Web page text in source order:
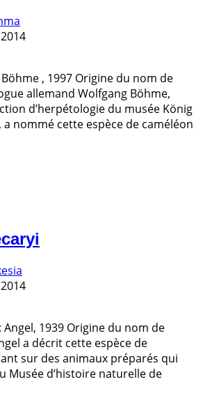
, 1997 Origine du nom de
allemand Wolfgang Böhme,
d’herpétologie du musée König
a nommé cette espèce de caméléon
1939 Origine du nom de
a décrit cette espèce de
sur des animaux préparés qui
Musée d’histoire naturelle de